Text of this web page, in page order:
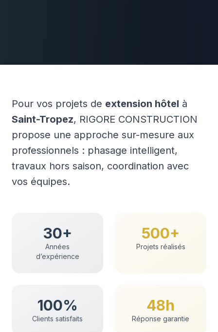
Pour vos projets de extension hôtel à
Saint-Tropez, RIGORE CONSTRUCTION
propose une approche sur-mesure aux
professionnels : phasage intelligent,
travaux hors saison, coordination avec
vos équipes.
30+
Années
d’expérience
500+
Projets réalisés
100%
Clients satisfaits
48h
Réponse garantie